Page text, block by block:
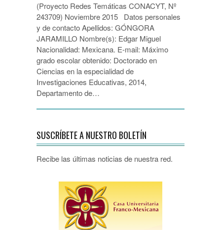
(Proyecto Redes Temáticas CONACYT, Nº
243709) Noviembre 2015 Datos personales
y de contacto Apellidos: GÓNGORA
JARAMILLO Nombre(s): Edgar Miguel
Nacionalidad: Mexicana. E-mail: Máximo
grado escolar obtenido: Doctorado en
Ciencias en la especialidad de
Investigaciones Educativas, 2014,
Departamento de…
SUSCRÍBETE A NUESTRO BOLETÍN
Recibe las últimas noticias de nuestra red.